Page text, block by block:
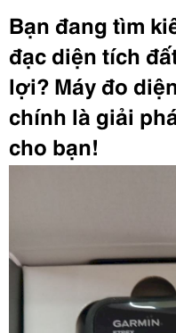
Bạn đang tìm
đạc diện tích
lợi? Máy đo
chính là giải
cho bạn!